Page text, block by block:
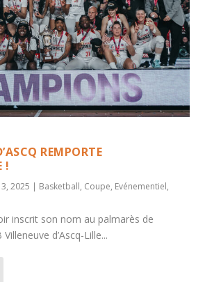
REMPORTE
!
2025 | Basketball, Coupe, Evénementiel,
inscrit son nom au palmarès de
Villeneuve d’Ascq-Lille...